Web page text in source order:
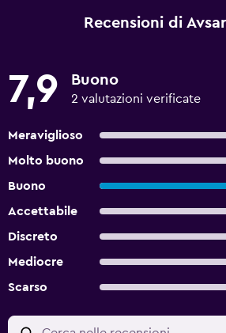
Recensioni di
7,9 Buono
2 valutazioni verificate
Meraviglioso
Molto buono
Buono
Accettabile
Discreto
Mediocre
Scarso